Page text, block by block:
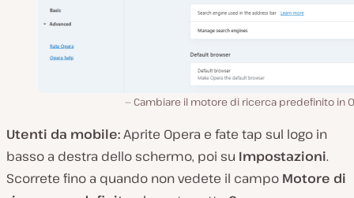
Cambiare il motore di ricerca predefinito in
Utenti da mobile:Aprite Opera e fate tap sul logo in
basso a destra dello schermo, poi su Impostazioni.
Scorrete fino a quando non vedete il campo Motore di